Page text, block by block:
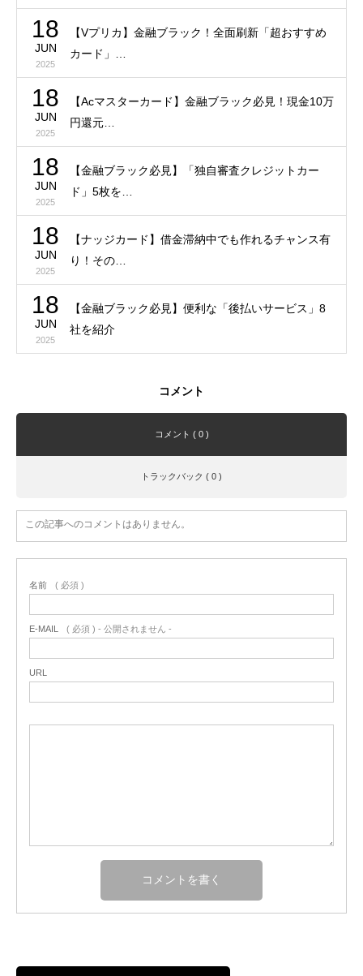
18
JUN
2025
【Vプリカ】金融ブラック！全面刷新「超おすすめ
カード」…
18
JUN
2025
【Acマスターカード】金融ブラック必見！現金10万
円還元…
18
JUN
2025
【金融ブラック必見】「独自審査クレジットカー
ド」5枚を…
18
JUN
2025
【ナッジカード】借金滞納中でも作れるチャンス有
り！その…
18
JUN
2025
【金融ブラック必見】便利な「後払いサービス」8
社を紹介
コメント
コメント ( 0 )
トラックバック ( 0 )
この記事へのコメントはありません。
名前 ( 必須 )
E-MAIL ( 必須 ) - 公開されません -
URL